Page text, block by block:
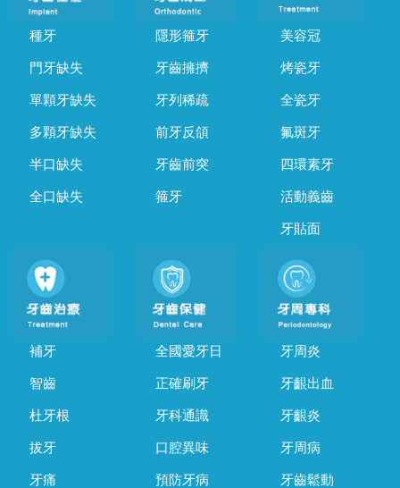
種牙
門牙缺失
單顆牙缺失
多顆牙缺失
半口缺失
全口缺失
隱形箍牙
牙齒擁擠
牙列稀疏
前牙反頜
牙齒前突
箍牙
美容冠
烤瓷牙
全瓷牙
氟斑牙
四環素牙
活動義齒
牙貼面
補牙
智齒
杜牙根
拔牙
牙痛
全國愛牙日
正確刷牙
牙科通識
口腔異味
預防牙病
牙周炎
牙齦出血
牙齦炎
牙周病
牙齒鬆動